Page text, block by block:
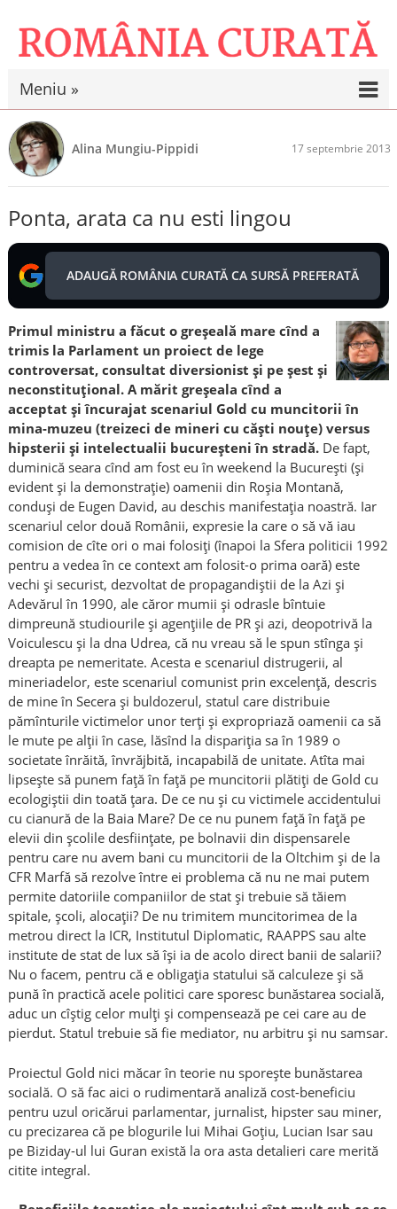
Meniu »
Alina Mungiu-Pippidi 17 septembrie 2013
Ponta, arata ca nu esti lingou
ADAUGĂ ROMÂNIA CURATĂ CA SURSĂ PREFERATĂ
Primul ministru a făcut o greșeală mare cînd a
trimis la Parlament un proiect de lege
controversat, consultat diversionist și pe șest și
neconstituțional. A mărit greșeala cînd a
acceptat și încurajat scenariul Gold cu muncitorii în
mina-muzeu (treizeci de mineri cu căști nouțe) versus
hipsterii și intelectualii bucureșteni în stradă.De fapt,
duminică seara cînd am fost eu în weekend la București (și
evident și la demonstrație) oamenii din Roșia Montană,
conduși de Eugen David, au deschis manifestația noastră. Iar
scenariul celor două Românii, expresie la care o să vă iau
comision de cîte ori o mai folosiți (înapoi la Sfera politicii 1992
pentru a vedea în ce context am folosit-o prima oară) este
vechi și securist, dezvoltat de propagandiștii de la Azi și
Adevărul în 1990, ale căror mumii și odrasle bîntuie
dimpreună studiourile și agențiile de PR și azi, deopotrivă la
Voiculescu și la dna Udrea, că nu vreau să le spun stînga și
dreapta pe nemeritate. Acesta e scenariul distrugerii, al
mineriadelor, este scenariul comunist prin excelență, descris
de mine în Secera și buldozerul, statul care distribuie
pămînturile victimelor unor terți și expropriază oamenii ca să
le mute pe alții în case, lăsînd la dispariția sa în 1989 o
societate înrăită, învrăjbită, incapabilă de unitate. Atîta mai
lipsește să punem față în față pe muncitorii plătiți de Gold cu
ecologiștii din toată țara. De ce nu și cu victimele accidentului
cu cianură de la Baia Mare? De ce nu punem față în față pe
elevii din școlile desființate, pe bolnavii din dispensarele
pentru care nu avem bani cu muncitorii de la Oltchim și de la
CFR Marfă să rezolve între ei problema că nu ne mai putem
permite datoriile companiilor de stat și trebuie să tăiem
spitale, școli, alocații? De nu trimitem muncitorimea de la
metrou direct la ICR, Institutul Diplomatic, RAAPPS sau alte
institute de stat de lux să își ia de acolo direct banii de salarii?
Nu o facem, pentru că e obligația statului să calculeze și să
pună în practică acele politici care sporesc bunăstarea socială,
aduc un cîștig celor mulți și compensează pe cei care au de
pierdut. Statul trebuie să fie mediator, nu arbitru și nu samsar.
Proiectul Gold nici măcar în teorie nu sporește bunăstarea
socială. O să fac aici o rudimentară analiză cost-beneficiu
pentru uzul oricărui parlamentar, jurnalist, hipster sau miner,
cu precizarea că pe blogurile lui Mihai Goțiu, Lucian Isar sau
pe Biziday-ul lui Guran există la ora asta detalieri care merită
citite integral.